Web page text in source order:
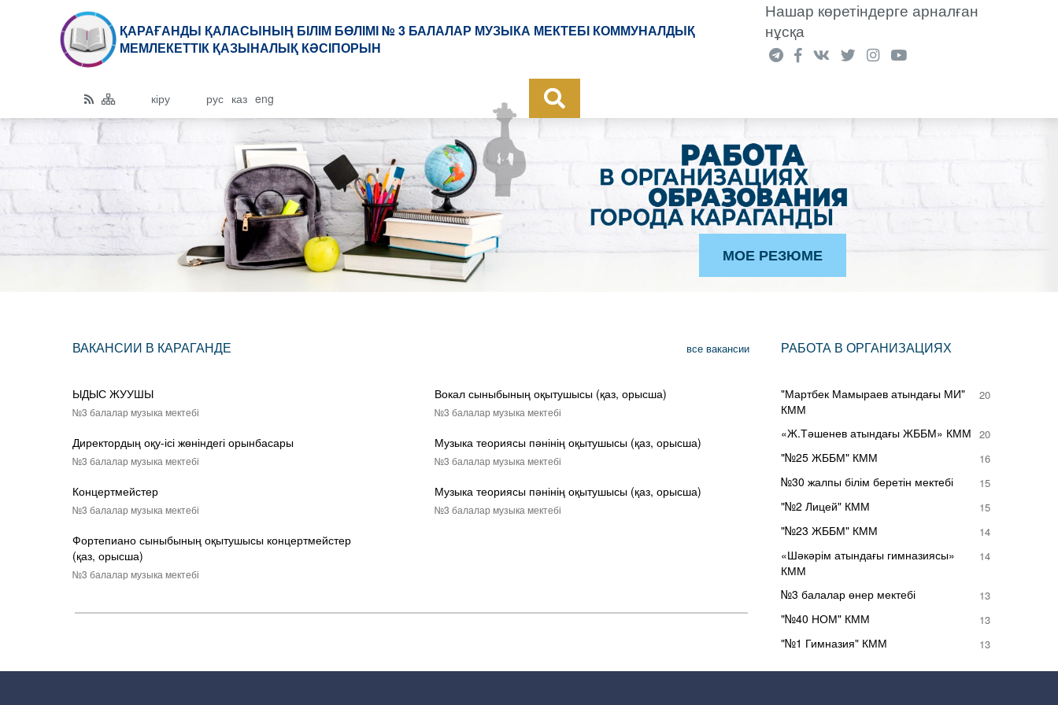
ҚАРАҒАНДЫ ҚАЛАСЫНЫҢ БІЛІМ БӨЛІМІ № 3 БАЛАЛАР МУЗЫКА МЕКТЕБІ КОММУНАЛДЫҚ
МЕМЛЕКЕТТІК ҚАЗЫНАЛЫҚ КӘСІПОРЫН
Нашар көретіндерге арналған
нұсқа
кіру рус каз eng
МОЕ РЕЗЮМЕ
ВАКАНСИИ В КАРАГАНДЕ все вакансии
ЫДЫС ЖУУШЫ
№3 балалар музыка мектебі
Вокал сыныбының оқытушысы (қаз, орысша)
№3 балалар музыка мектебі
Директордың оқу-ісі жөніндегі орынбасары
№3 балалар музыка мектебі
Музыка теориясы пәнінің оқытушысы (қаз, орысша)
№3 балалар музыка мектебі
Концертмейстер
№3 балалар музыка мектебі
Музыка теориясы пәнінің оқытушысы (қаз, орысша)
№3 балалар музыка мектебі
Фортепиано сыныбының оқытушысы концертмейстер
(қаз, орысша)
№3 балалар музыка мектебі
РАБОТА В ОРГАНИЗАЦИЯХ
"Мартбек Мамыраев атындағы МИ"
КММ
20
«Ж.Тәшенев атындағы ЖББМ» КММ 20
"№25 ЖББМ" КММ 16
№30 жалпы білім беретін мектебі 15
"№2 Лицей" КММ 15
"№23 ЖББМ" КММ 14
«Шәкәрім атындағы гимназиясы»
КММ
14
№3 балалар өнер мектебі 13
"№40 НОМ" КММ 13
"№1 Гимназия" КММ 13